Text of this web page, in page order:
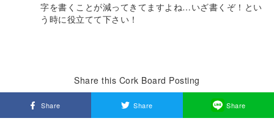
字を書くことが減ってきてますよね…いざ書くぞ！とい
う時に役立てて下さい！
Share this Cork Board Posting
Share Share Share